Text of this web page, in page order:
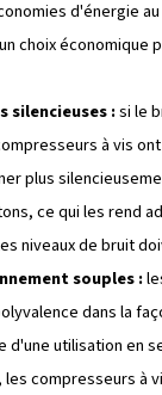
:par rapport
pistons ont
comprimé.
:l'un des
les
leur
particulier si le